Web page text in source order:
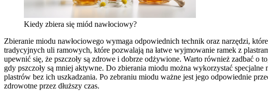
Kiedy zbiera się miód nawłociowy?
Zbieranie miodu nawłociowego wymaga odpowiednich technik oraz narzędzi,
tradycyjnych uli ramowych, które pozwalają na łatwe wyjmowanie ramek z
upewnić się, że pszczoły są zdrowe i dobrze odżywione. Warto również zadbać o
gdy pszczoły są mniej aktywne. Do zbierania miodu można wykorzystać
plastrów bez ich uszkadzania. Po zebraniu miodu ważne jest jego odpowiednie
zdrowotne przez dłuższy czas.